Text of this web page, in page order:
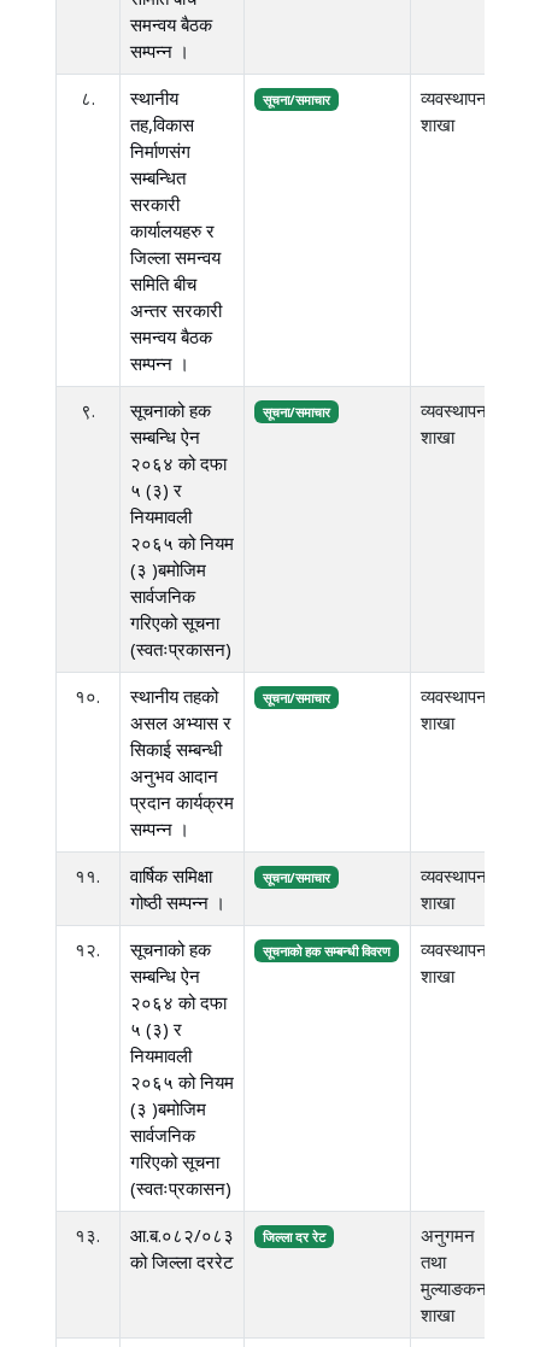
समन्वय बैठक
सम्पन्न ।
८.
स्थानीय
तह,विकास
निर्माणसंग
सम्बन्धित
सरकारी
कार्यालयहरु र
जिल्ला समन्वय
समिति बीच
अन्तर सरकारी
समन्वय बैठक
सम्पन्न ।
सूचना/समाचार
व्यवस्थापन
शाखा
९.
सूचनाको हक
सम्बन्धि ऐन
२०६४ को दफा
५ (३) र
नियमावली
२०६५ को नियम
(३ )बमोजिम
सार्वजनिक
गरिएको सूचना
(स्वतःप्रकासन)
सूचना/समाचार
व्यवस्थापन
शाखा
१०.
स्थानीय तहको
असल अभ्यास र
सिकाई सम्बन्धी
अनुभव आदान
प्रदान कार्यक्रम
सम्पन्न ।
सूचना/समाचार
व्यवस्थापन
शाखा
११.
वार्षिक समिक्षा
गोष्ठी सम्पन्न ।
सूचना/समाचार
व्यवस्थापन
शाखा
१२.
सूचनाको हक
सम्बन्धि ऐन
२०६४ को दफा
५ (३) र
नियमावली
२०६५ को नियम
(३ )बमोजिम
सार्वजनिक
गरिएको सूचना
(स्वतःप्रकासन)
सूचनाको हक सम्बन्धी विवरण
व्यवस्थापन
शाखा
१३.
आ.ब.०८२/०८३
को जिल्ला दररेट
जिल्ला दर रेट
अनुगमन
तथा
मुल्याङकन
शाखा